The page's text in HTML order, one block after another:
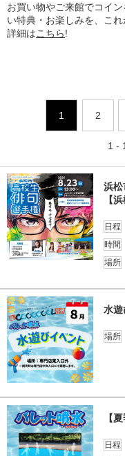
お買い物やご来館でコイ
い特典・お楽しみを、こ
詳細はこちら!
1 2
1 -
浜松
【
日程
時間
場所
水遊
場所
【
日程